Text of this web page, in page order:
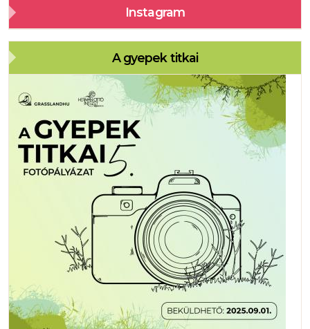
Instagram
A gyepek titkai